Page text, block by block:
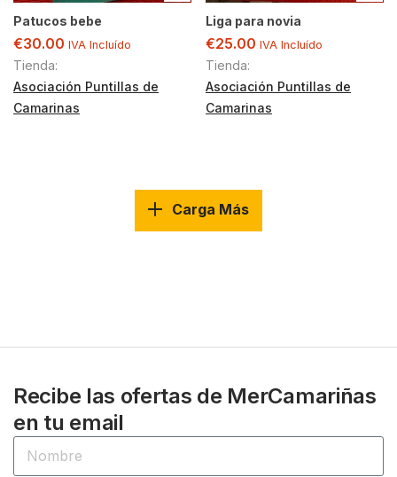
Patucos bebe
€30.00 IVA Incluído
Tienda:
Asociación Puntillas de
Camarinas
Liga para novia
€25.00 IVA Incluído
Tienda:
Asociación Puntillas de
Camarinas
Carga Más
Recibe las ofertas de MerCamariñas
en tu email